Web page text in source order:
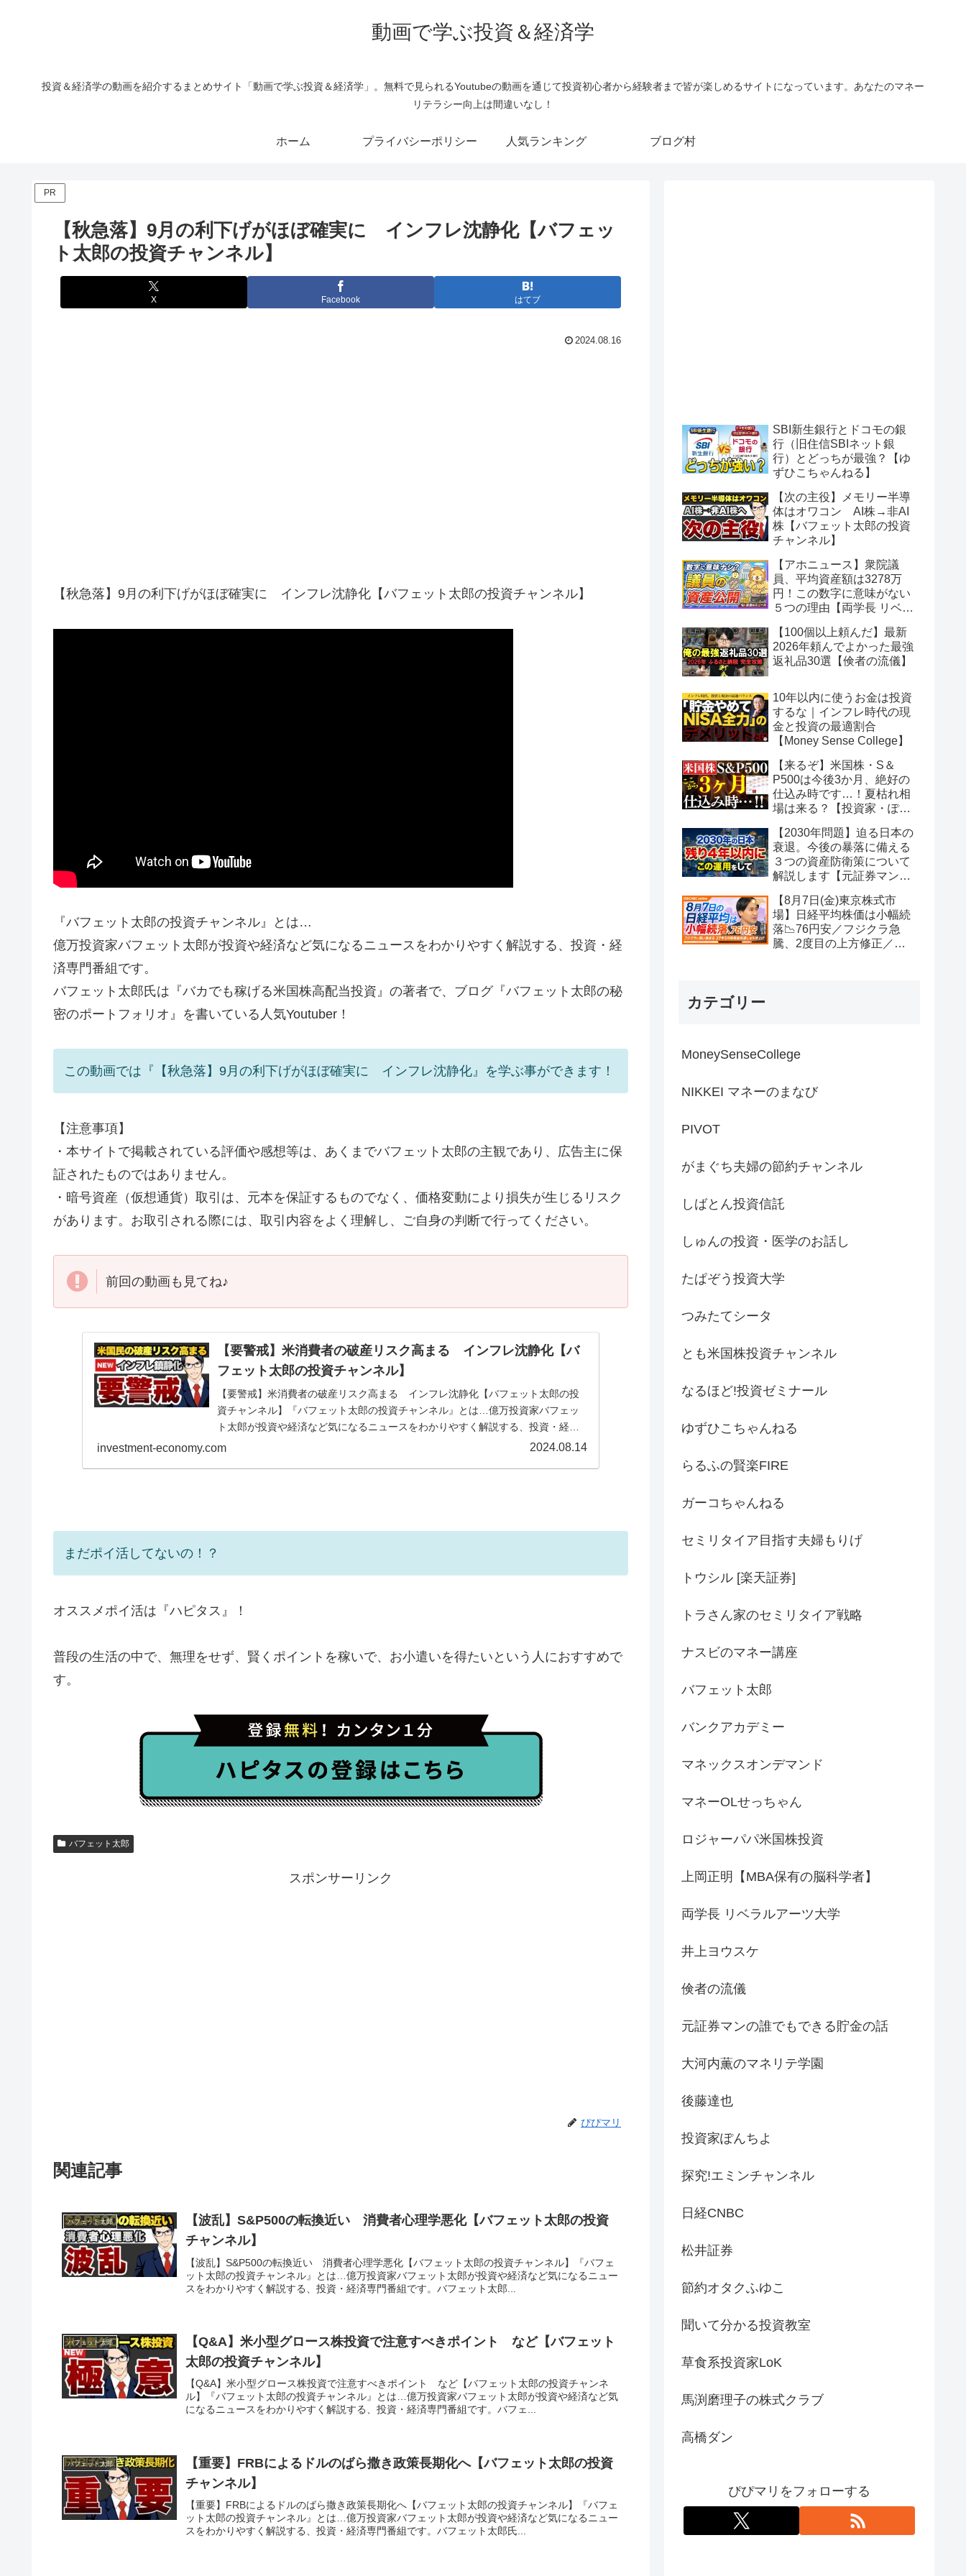
動画で学ぶ投資＆経済学
投資＆経済学の動画を紹介するまとめサイト「動画で学ぶ投資＆経済学」。無料で見られるYoutubeの動画を通じて投資初心者から経験者まで皆が楽しめるサイトになっています。あなたのマネー
リテラシー向上は間違いなし！
ホーム プライバシーポリシー 人気ランキング ブログ村
PR
【秋急落】9月の利下げがほぼ確実に インフレ沈静化【バフェッ
ト太郎の投資チャンネル】
X Facebook はてブ
2024.08.16
【秋急落】9月の利下げがほぼ確実に インフレ沈静化【バフェット太郎の投資チャンネル】
『バフェット太郎の投資チャンネル』とは…
億万投資家バフェット太郎が投資や経済など気になるニュースをわかりやすく解説する、投資・経
済専門番組です。
バフェット太郎氏は『バカでも稼げる米国株高配当投資』の著者で、ブログ『バフェット太郎の秘
密のポートフォリオ』を書いている人気Youtuber！
この動画では『【秋急落】9月の利下げがほぼ確実に インフレ沈静化』を学ぶ事ができます！
【注意事項】
・本サイトで掲載されている評価や感想等は、あくまでバフェット太郎の主観であり、広告主に保
証されたものではありません。
・暗号資産（仮想通貨）取引は、元本を保証するものでなく、価格変動により損失が生じるリスク
があります。お取引される際には、取引内容をよく理解し、ご自身の判断で行ってください。
前回の動画も見てね♪
【要警戒】米消費者の破産リスク高まる インフレ沈静化【バ
フェット太郎の投資チャンネル】
【要警戒】米消費者の破産リスク高まる インフレ沈静化【バフェット太郎の投
資チャンネル】『バフェット太郎の投資チャンネル』とは…億万投資家バフェッ
ト太郎が投資や経済など気になるニュースをわかりやすく解説する、投資・経済
専門番組です。バフェット...
investment-economy.com 2024.08.14
まだポイ活してないの！？
オススメポイ活は『ハピタス』！
普段の生活の中で、無理をせず、賢くポイントを稼いで、お小遣いを得たいという人におすすめで
す。
バフェット太郎
スポンサーリンク
ぴぴマリ
関連記事
バフェット太郎
【波乱】S&P500の転換近い 消費者心理学悪化【バフェット太郎の投資
チャンネル】
【波乱】S&P500の転換近い 消費者心理学悪化【バフェット太郎の投資チャンネル】『バフェ
ット太郎の投資チャンネル』とは…億万投資家バフェット太郎が投資や経済など気になるニュー
スをわかりやすく解説する、投資・経済専門番組です。バフェット太郎...
バフェット太郎
【Q&A】米小型グロース株投資で注意すべきポイント など【バフェット
太郎の投資チャンネル】
【Q&A】米小型グロース株投資で注意すべきポイント など【バフェット太郎の投資チャンネ
ル】『バフェット太郎の投資チャンネル』とは…億万投資家バフェット太郎が投資や経済など気
になるニュースをわかりやすく解説する、投資・経済専門番組です。バフェ...
バフェット太郎
【重要】FRBによるドルのばら撒き政策長期化へ【バフェット太郎の投資
チャンネル】
【重要】FRBによるドルのばら撒き政策長期化へ【バフェット太郎の投資チャンネル】『バフェ
ット太郎の投資チャンネル』とは…億万投資家バフェット太郎が投資や経済など気になるニュー
スをわかりやすく解説する、投資・経済専門番組です。バフェット太郎氏...
SBI新生銀行とドコモの銀
行（旧住信SBIネット銀
行）とどっちが最強？【ゆ
ずひこちゃんねる】
【次の主役】メモリー半導
体はオワコン AI株→非AI
株【バフェット太郎の投資
チャンネル】
【アホニュース】衆院議
員、平均資産額は3278万
円！この数字に意味がない
５つの理由【両学長 リベラ
【100個以上頼んだ】最新
2026年頼んでよかった最強
返礼品30選【倹者の流儀】
10年以内に使うお金は投資
するな｜インフレ時代の現
金と投資の最適割合
【Money Sense College】
【来るぞ】米国株・S＆
P500は今後3か月、絶好の
仕込み時です…！夏枯れ相
場は来る？【投資家・ぽん
【2030年問題】迫る日本の
衰退。今後の暴落に備える
３つの資産防衛策について
解説します【元証券マンの
【8月7日(金)東京株式市
場】日経平均株価は小幅続
落📉76円安／フジクラ急
騰、2度目の上方修正／好
カテゴリー
MoneySenseCollege
NIKKEI マネーのまなび
PIVOT
がまぐち夫婦の節約チャンネル
しばとん投資信託
しゅんの投資・医学のお話し
たぱぞう投資大学
つみたてシータ
とも米国株投資チャンネル
なるほど!投資ゼミナール
ゆずひこちゃんねる
らるふの賢楽FIRE
ガーコちゃんねる
セミリタイア目指す夫婦もりげ
トウシル [楽天証券]
トラさん家のセミリタイア戦略
ナスビのマネー講座
バフェット太郎
バンクアカデミー
マネックスオンデマンド
マネーOLせっちゃん
ロジャーパパ米国株投資
上岡正明【MBA保有の脳科学者】
両学長 リベラルアーツ大学
井上ヨウスケ
倹者の流儀
元証券マンの誰でもできる貯金の話
大河内薫のマネリテ学園
後藤達也
投資家ぽんちよ
探究!エミンチャンネル
日経CNBC
松井証券
節約オタクふゆこ
聞いて分かる投資教室
草食系投資家LoK
馬渕磨理子の株式クラブ
高橋ダン
ぴぴマリをフォローする